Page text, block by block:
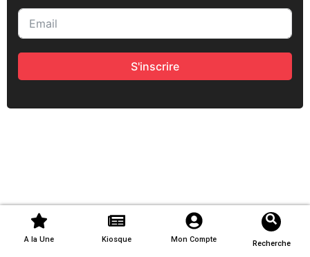
S'inscrire
A la Une Kiosque Mon Compte Recherche